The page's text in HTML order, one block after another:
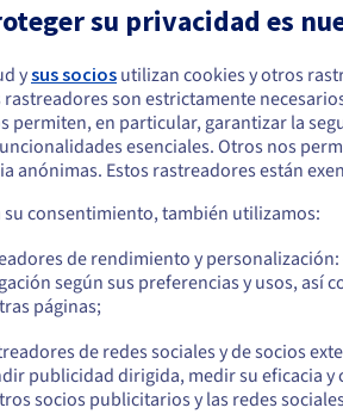
de lenguaje JavaScript para
proceso se divide en tres pasos clave:
2. Los HTML y CSS son los
se procesan seguidos de
procesa en el navegador, en lugar
servidor para su procesamiento
enviarse al navegador.
que está ubicado en
hacer un pedido desde Estados Unidos,
y crear una cuenta.
us.ovhcloud.com/
Inglés USD - $
Permanezca en el sitio web actual
su privacidad es
ysus socios utilizan cookies y otros
rastreadores son estrictamente
permiten, en particular, garantizar la
esenciales. Otros nos
anónimas. Estos rastreadores están
su consentimiento, también utilizamos:
de rendimiento y
según sus preferencias y usos, así
páginas;
de redes sociales y de socios
publicidad dirigida, medir su eficacia y
socios publicitarios y las redes